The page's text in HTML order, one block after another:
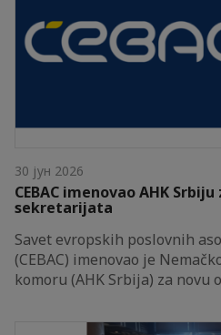
30 јун 2026
CEBAC imenovao AHK
sekretarijata
Savet evropskih poslovnih
(CEBAC) imenovao je
komoru (AHK Srbija) za novu